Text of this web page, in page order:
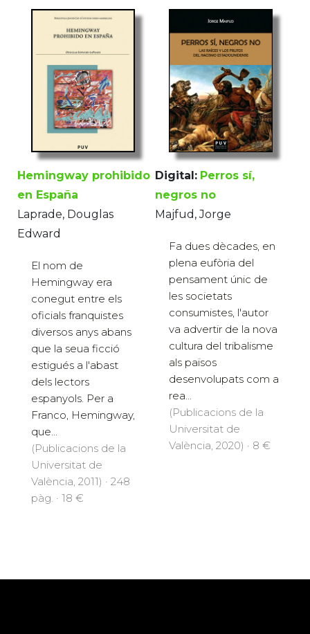
Hemingway prohibido
en España
Laprade, Douglas
Edward
El nom de
Hemingway era
conegut entre els
oficials franquistes
diversos anys abans
que la seua ficció
estigués a l'abast
dels lectors
espanyols. Per a
Franco, Hemingway,
que...
(Publicacions de la
Universitat de
València, 2011) · 248
pàg. · 18 €
Digital: Perros sí,
negros no
Majfud, Jorge
Fa dues dècades, en
plena eufòria del
pensament únic de
les societats
consumistes, l'autor
va advertir de la nova
cultura del tribalisme
als països
desenvolupats com a
rea...
(Publicacions de la
Universitat de
València, 2020) · 8 €